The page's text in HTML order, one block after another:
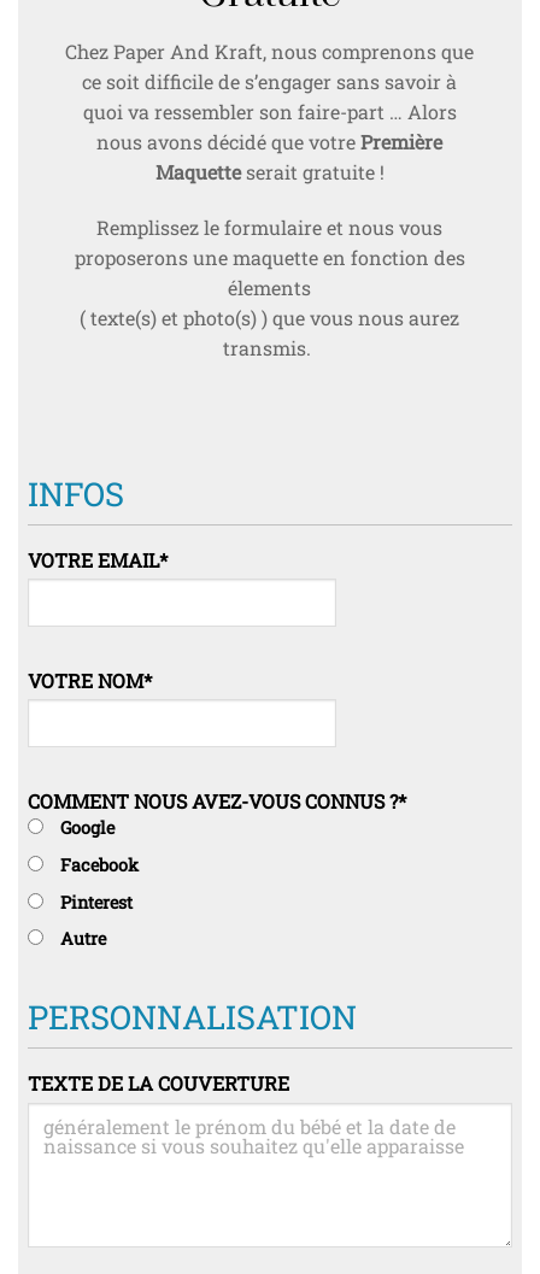
Chez Paper And Kraft, nous comprenons que
ce soit difficile de s’engager sans savoir à
quoi va ressembler son faire-part … Alors
nous avons décidé que votrePremière
Maquetteserait gratuite !
Remplissez le formulaire et nous vous
proposerons une maquette en fonction des
élements
( texte(s) et photo(s) ) que vous nous aurez
transmis.
INFOS
VOTRE EMAIL*
VOTRE NOM*
COMMENT NOUS AVEZ-VOUS CONNUS ?*
Google
Facebook
Pinterest
Autre
PERSONNALISATION
TEXTE DE LA COUVERTURE